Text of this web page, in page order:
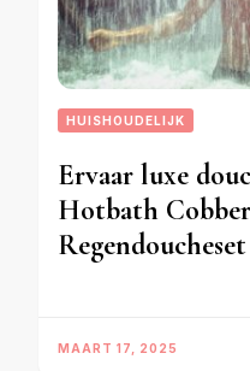
HUISHOUDELIJK
Ervaar luxe
Hotbath
MAART 17, 2025